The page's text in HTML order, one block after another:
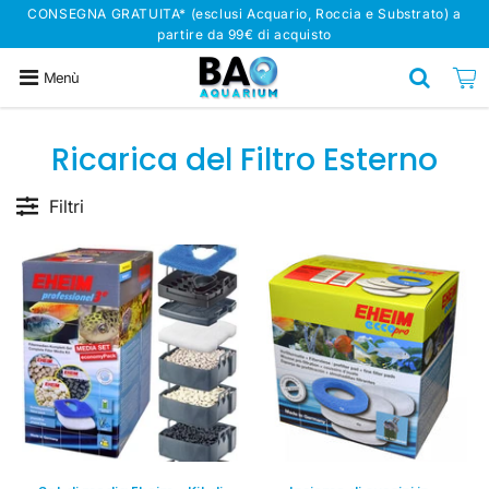
CONSEGNA GRATUITA* (esclusi Acquario, Roccia e Substrato) a
partire da 99€ di acquisto
Menù
Ricarica del Filtro Esterno
Filtri